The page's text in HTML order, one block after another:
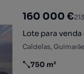
160 000 €
Lote para
Caldelas,
Preço por metro
750 m²